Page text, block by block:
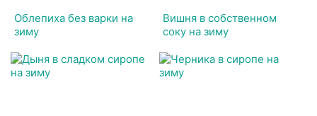
Облепиха без варки на
зиму
Вишня в собственном
соку на зиму